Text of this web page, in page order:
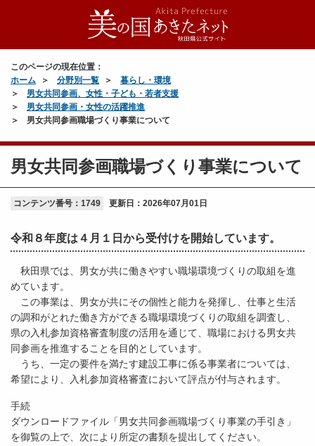
このページの現在位置：
ホーム
分野別一覧
暮らし・環境
男女共同参画、女性・子ども・若者支援
男女共同参画・女性の活躍推進
男女共同参画職場づくり事業について
男女共同参画職場づくり事業について
コンテンツ番号：1749 更新日： 2026年07月01日
令和８年度は４月１日から受付けを開始しています。
秋田県では、男女が共に働きやすい職場環境づくりの取組を進
めています。
この事業は、男女が共にその個性と能力を発揮し、仕事と生活
の調和がとれた働き方ができる職場環境づくりの取組を調査し、
県の入札参加資格審査制度の活用を通じて、職場における男女共
同参画を推進することを目的としています。
うち、一定の要件を満たす建設工事に係る事業者については、
希望により、入札参加資格審査において評点が付与されます。
手続
ダウンロードファイル「男女共同参画職場づくり事業の手引き」
を御覧の上で、次により所定の書類を提出してください。